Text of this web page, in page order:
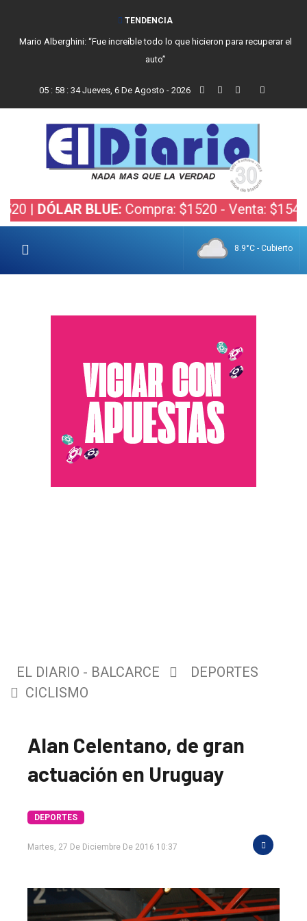
TENDENCIA
Mario Alberghini: “Fue increíble todo lo que hicieron para recuperar el
auto”
05: 58: 35 Jueves, 6 De Agosto - 2026
DÓLAR BLUE: Compra: $1520 - Venta: $1540 |
8.9°C - Cubierto
EL DIARIO - BALCARCE
DEPORTES
CICLISMO
Alan Celentano, de gran
actuación en Uruguay
DEPORTES
Martes, 27 De Diciembre De 2016 10:37